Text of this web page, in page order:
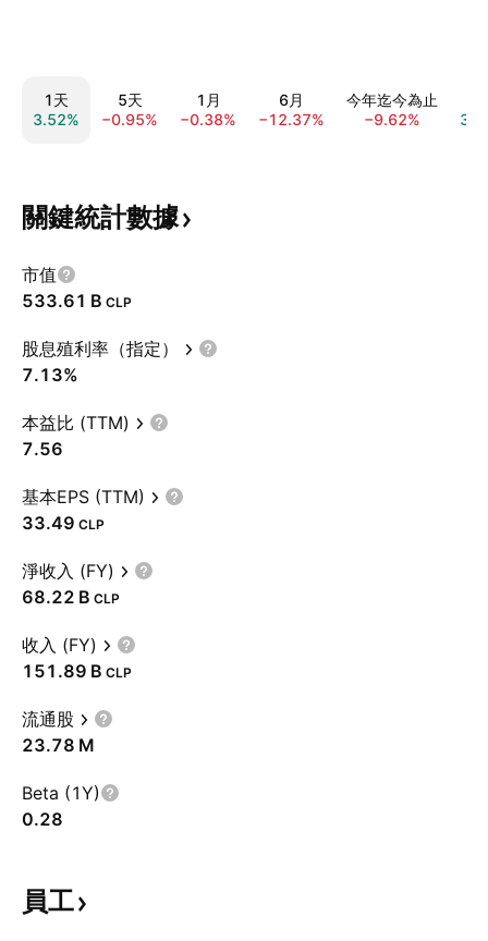
1天
3.52%
5天
−0.95%
1月
−0.38%
6月
−12.37%
今年迄今為止
−9.62%
關鍵統計數據
市值
‪533.61 B‬ CLP
股息殖利率（指定）
7.13%
本益比 (TTM)
7.56
基本EPS (TTM)
33.49 CLP
淨收入 (FY)
‪68.22 B‬ CLP
收入 (FY)
‪151.89 B‬ CLP
流通股
‪23.78 M‬
Beta (1Y)
0.28
員工